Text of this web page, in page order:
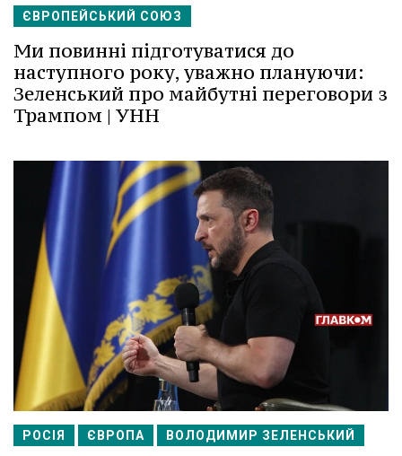
ЄВРОПЕЙСЬКИЙ СОЮЗ
Ми повинні підготуватися до
наступного року, уважно плануючи:
Зеленський про майбутні переговори з
Трампом | УНН
РОСІЯ ЄВРОПА ВОЛОДИМИР ЗЕЛЕНСЬКИЙ